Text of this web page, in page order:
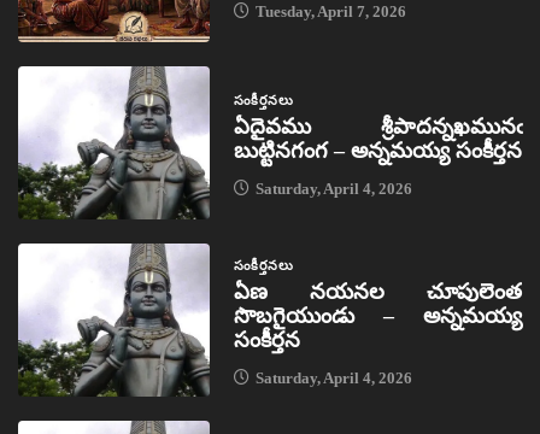
Tuesday, April 7, 2026
సంకీర్తనలు
ఏదైవము శ్రీపాదన్నఖమునఁ
బుట్టినగంగ – అన్నమయ్య సంకీర్తన
Saturday, April 4, 2026
సంకీర్తనలు
ఏణ నయనల చూపులెంత
సొబగైయుండు – అన్నమయ్య
సంకీర్తన
Saturday, April 4, 2026